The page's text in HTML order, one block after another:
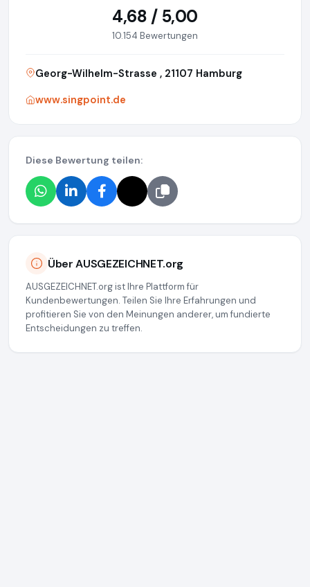
4,68 / 5,00
10.154 Bewertungen
Georg-Wilhelm-Strasse , 21107 Hamburg
www.singpoint.de
Diese Bewertung teilen:
Über AUSGEZEICHNET.org
AUSGEZEICHNET.org ist Ihre Plattform für
Kundenbewertungen. Teilen Sie Ihre Erfahrungen und
profitieren Sie von den Meinungen anderer, um fundierte
Entscheidungen zu treffen.